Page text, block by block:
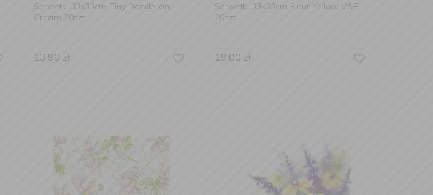
Serwetki 33x33cm Tiny Dandelion
Cream 20szt.
13,90 zł
Serwetki 33x33cm Fleur Yellow V&B
20szt.
19,00 zł